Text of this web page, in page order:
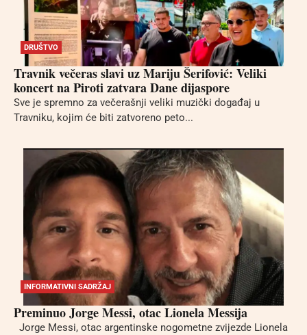
DRUŠTVO
Travnik večeras slavi uz Mariju Šerifović: Veliki
koncert na Piroti zatvara Dane dijaspore
Sve je spremno za večerašnji veliki muzički događaj u
Travniku, kojim će biti zatvoreno peto...
INFORMATIVNI SADRŽAJ
Preminuo Jorge Messi, otac Lionela Messija
Jorge Messi, otac argentinske nogometne zvijezde Lionela